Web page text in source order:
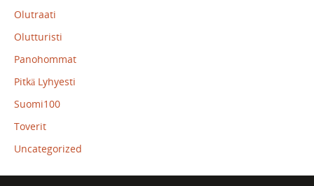
Olutraati
Olutturisti
Panohommat
Pitkä Lyhyesti
Suomi100
Toverit
Uncategorized